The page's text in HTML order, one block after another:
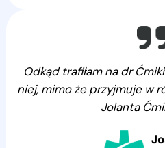
Odkąd trafiłam na dr
niej, mimo że przyjmuje w
Jolanta